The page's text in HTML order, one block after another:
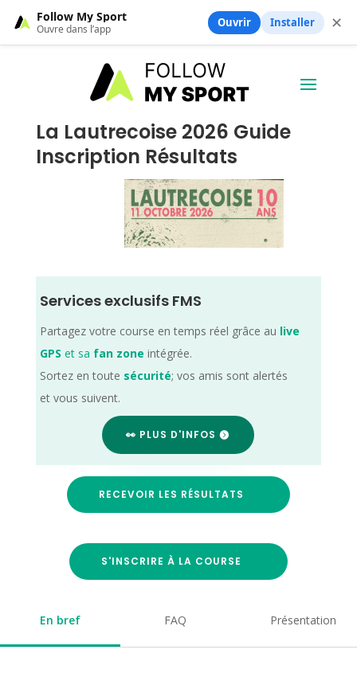
La Lautrecoise 2026 Guide
Inscription Résultats
Services exclusifs FMS
Partagez votre course en temps réel grâce au live
GPS et sa fan zone intégrée.
Sortez en toute sécurité; vos amis sont alertés
et vous suivent.
👀 PLUS D'INFOS
RECEVOIR LES RÉSULTATS
S'INSCRIRE À LA COURSE
En bref FAQ Présentation
Follow My Sport
Ouvre dans l’app Ouvrir Installer ✕